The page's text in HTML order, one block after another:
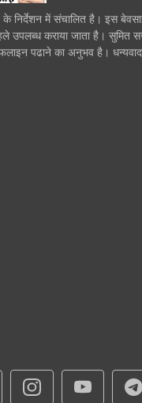
निर्देशन में संचालित है। इस
उपलब्ध कराया जाता है। सुमित
पढाने का अनुभव है।